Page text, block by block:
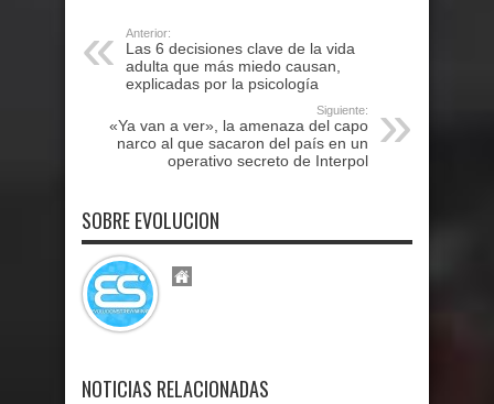
Anterior:
Las 6 decisiones clave de la vida
adulta que más miedo causan,
explicadas por la psicología
Siguiente:
«Ya van a ver», la amenaza del capo
narco al que sacaron del país en un
operativo secreto de Interpol
SOBRE EVOLUCION
NOTICIAS RELACIONADAS